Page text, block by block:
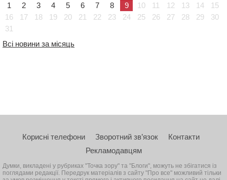
1
2 3 4 5 6 7 8 9 10 11 12 13 14
15
16
17 18 19 20 21 22 23 24 25 26 27 28 29
30
31
Всі новини за місяць
Корисні телефони Зворотний зв’язок
Контакти
Рекламодавцям
Думки, викладені у рубриках "Точка зору" та "Блоги", можуть не збігатися із
поглядами редакції. Передрук матеріалів з сайту "Про все" можливий тільки